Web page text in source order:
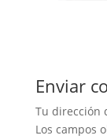
Enviar
Tu dirección
Los campos